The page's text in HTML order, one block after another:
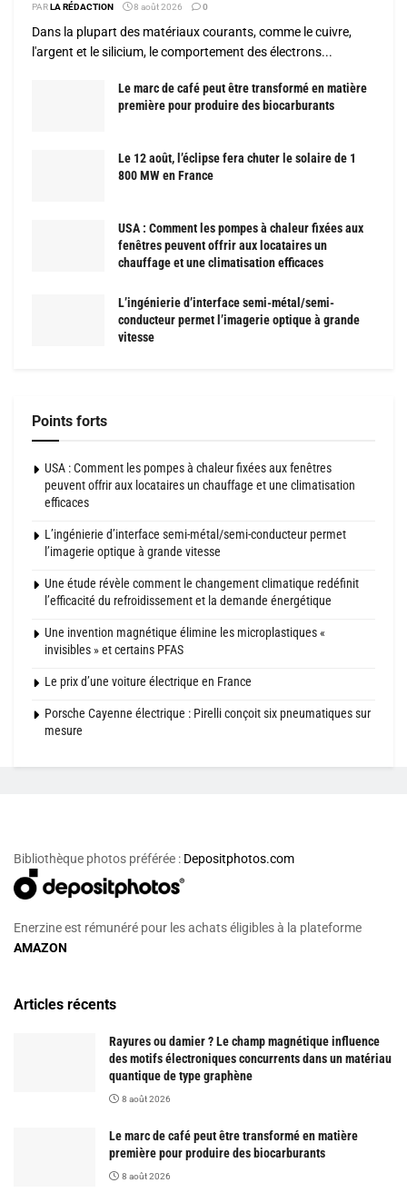
PARLA RÉDACTION 8 août 2026 0
Dans la plupart des matériaux courants, comme le cuivre,
l'argent et le silicium, le comportement des électrons...
Le marc de café peut être transformé en matière
première pour produire des biocarburants
Le 12 août, l’éclipse fera chuter le solaire de 1
800 MW en France
USA : Comment les pompes à chaleur fixées aux
fenêtres peuvent offrir aux locataires un
chauffage et une climatisation efficaces
L’ingénierie d’interface semi-métal/semi-
conducteur permet l’imagerie optique à grande
vitesse
Points forts
USA : Comment les pompes à chaleur fixées aux fenêtres
peuvent offrir aux locataires un chauffage et une climatisation
efficaces
L’ingénierie d’interface semi-métal/semi-conducteur permet
l’imagerie optique à grande vitesse
Une étude révèle comment le changement climatique redéfinit
l’efficacité du refroidissement et la demande énergétique
Une invention magnétique élimine les microplastiques «
invisibles » et certains PFAS
Le prix d’une voiture électrique en France
Porsche Cayenne électrique : Pirelli conçoit six pneumatiques sur
mesure
Bibliothèque photos préférée : Depositphotos.com
Enerzine est rémunéré pour les achats éligibles à la plateforme
AMAZON
Articles récents
Rayures ou damier ? Le champ magnétique influence
des motifs électroniques concurrents dans un matériau
quantique de type graphène
8 août 2026
Le marc de café peut être transformé en matière
première pour produire des biocarburants
8 août 2026